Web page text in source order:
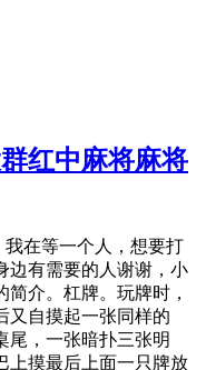
红中麻将麻将
我在等一个人，想要打
边有需要的人谢谢，小
介。杠牌。玩牌时，
又自摸起一张同样的
尾，一张暗扑三张明
上摸最后上面一只牌放